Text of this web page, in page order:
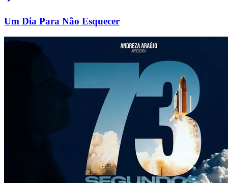
Um Dia Para Não Esquecer